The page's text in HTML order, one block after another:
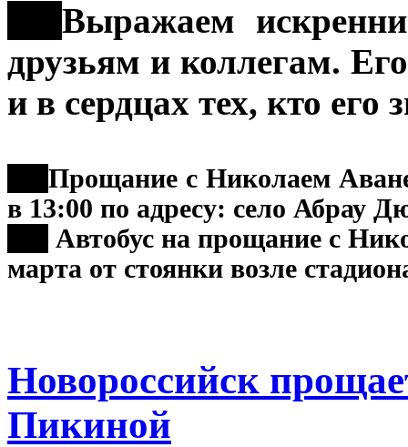
Выражаем
друзьям и коллегам.
и в сердцах тех, кто его
Прощание с Николаем
в 13:00 по адресу: село Абрау
Автобус на прощание с
марта от стоянки возле
Новороссийск
Пикиной